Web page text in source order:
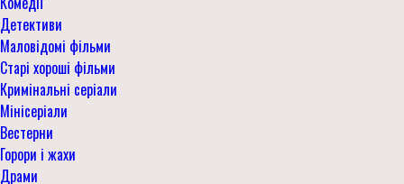
Детективи
Маловідомі фільми
Старі хороші фільми
Кримінальні серіали
Мінісеріали
Вестерни
Горори і жахи
Драми